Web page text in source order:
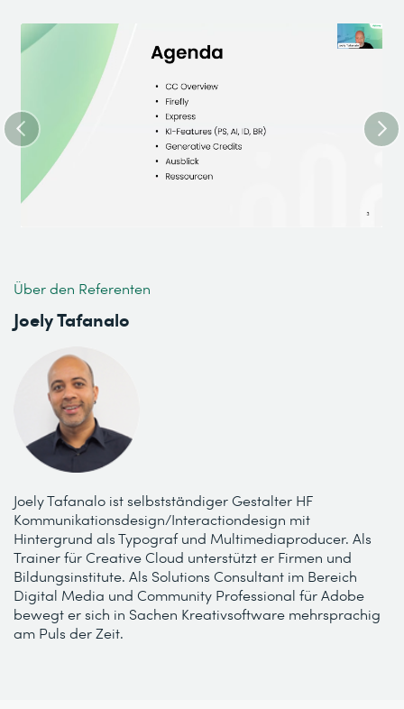
Über den Referenten
Joely Tafanalo
Joely Tafanalo ist selbstständiger Gestalter HF
Kommunikationsdesign/Interactiondesign mit
Hintergrund als Typograf und Multimediaproducer. Als
Trainer für Creative Cloud unterstützt er Firmen und
Bildungsinstitute. Als Solutions Consultant im Bereich
Digital Media und Community Pro­­fessional für Adobe
bewegt er sich in Sachen Kreativsoftware mehrsprachig
am Puls der Zeit.